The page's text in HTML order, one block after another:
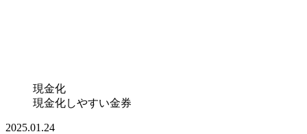
現金化
現金化しやすい金券
2025.01.24